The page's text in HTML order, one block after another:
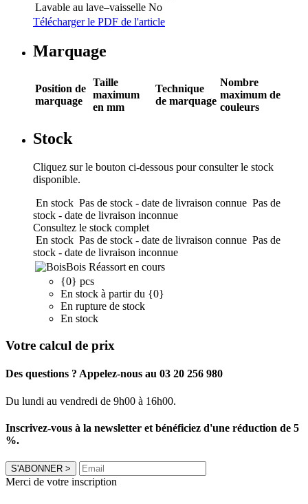
Lavable au lave–vaisselle No
Télécharger le PDF de l'article
Marquage
Position de
marquage
Taille
maximum
en mm
Technique
de marquage
Nombre
maximum de
couleurs
Stock
Cliquez sur le bouton ci-dessous pour consulter le stock
disponible.
En stock Pas de stock - date de livraison connue Pas de
stock - date de livraison inconnue
Consultez le stock complet
En stock Pas de stock - date de livraison connue Pas de
stock - date de livraison inconnue
Bois Réassort en cours
{0} pcs
En stock à partir du {0}
En rupture de stock
En stock
Votre calcul de prix
Des questions ? Appelez-nous au 03 20 256 980
Du lundi au vendredi de 9h00 à 16h00.
Inscrivez-vous à la newsletter et bénéficiez d'une réduction de 5
%.
S'ABONNER >
Merci de votre inscription